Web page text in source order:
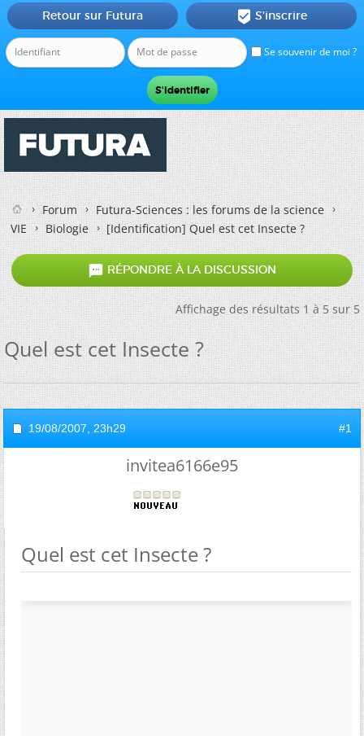
Se souvenir de moi ?
Retour sur Futura  S'inscrire
Forum
Futura-Sciences : les forums de la science
VIE
Biologie [Identification]Quel est cet Insecte ?
 RÉPONDRE À LA DISCUSSION
Affichage des résultats 1 à 5 sur 5
Quel est cet Insecte ?
19/08/2007, 23h29 #1
invitea6166e95
Quel est cet Insecte ?